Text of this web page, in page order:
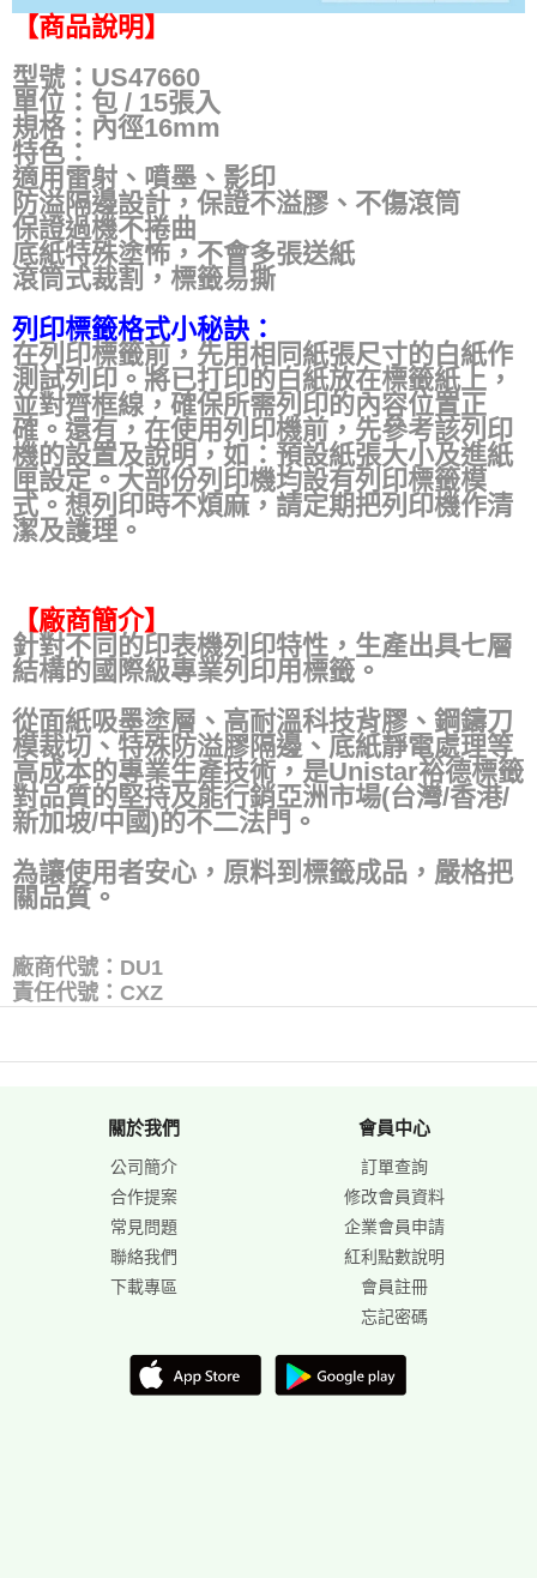
【商品說明】
型號：US47660
單位：包 / 15張入
規格：內徑16mm
特色：
適用雷射、噴墨、影印
防溢隔邊設計，保證不溢膠、不傷滾筒
保證過機不捲曲
底紙特殊塗怖，不會多張送紙
滾筒式裁割，標籤易撕
列印標籤格式小秘訣：
在列印標籤前，先用相同紙張尺寸的白紙作
測試列印。將已打印的白紙放在標籤紙上，
並對齊框線，確保所需列印的內容位置正
確。還有，在使用列印機前，先參考該列印
機的設置及說明，如：預設紙張大小及進紙
匣設定。大部份列印機均設有列印標籤模
式。想列印時不煩麻，請定期把列印機作清
潔及護理。
【廠商簡介】
針對不同的印表機列印特性，生產出具七層
結構的國際級專業列印用標籤。
從面紙吸墨塗層、高耐溫科技背膠、鋼鑄刀
模裁切、特殊防溢膠隔邊、底紙靜電處理等
高成本的專業生產技術，是Unistar裕德標籤
對品質的堅持及能行銷亞洲市場(台灣/香港/
新加坡/中國)的不二法門。
為讓使用者安心，原料到標籤成品，嚴格把
關品質。
廠商代號：DU1
責任代號：CXZ
關於我們
公司簡介
合作提案
常見問題
聯絡我們
下載專區
會員中心
訂單查詢
修改會員資料
企業會員申請
紅利點數說明
會員註冊
忘記密碼